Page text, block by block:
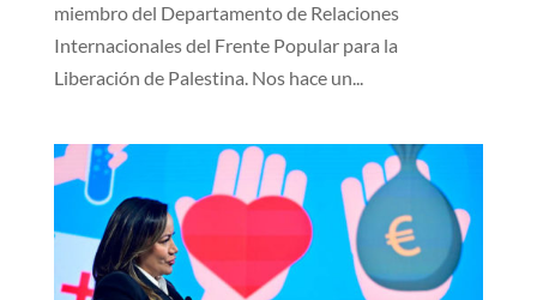
miembro del Departamento de Relaciones
Internacionales del Frente Popular para la
Liberación de Palestina. Nos hace un...